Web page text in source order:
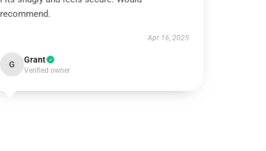
recommend.
Apr 16, 2025
G Grant
Verified owner